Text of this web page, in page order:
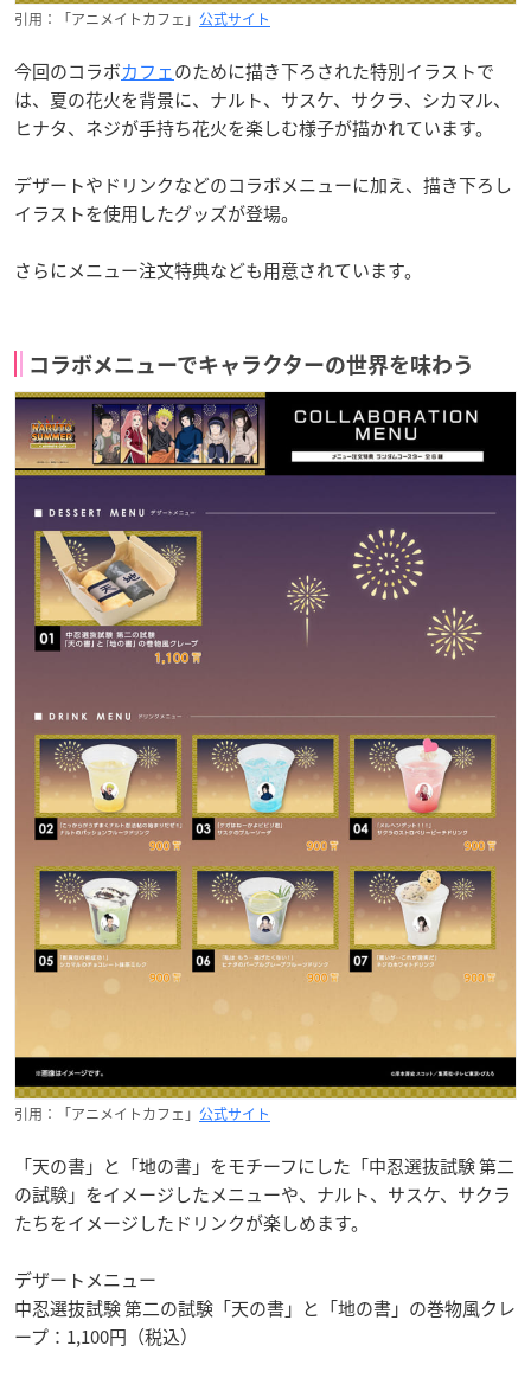
引用：「アニメイトカフェ」 公式サイト
今回のコラボカフェのために描き下ろされた特別イラストで
は、夏の花火を背景に、ナルト、サスケ、サクラ、シカマル、
ヒナタ、ネジが手持ち花火を楽しむ様子が描かれています。
デザートやドリンクなどのコラボメニューに加え、描き下ろし
イラストを使用したグッズが登場。
さらにメニュー注文特典なども用意されています。
コラボメニューでキャラクターの世界を味わう
引用：「アニメイトカフェ」 公式サイト
「天の書」と「地の書」をモチーフにした「中忍選抜試験 第二
の試験」をイメージしたメニューや、ナルト、サスケ、サクラ
たちをイメージしたドリンクが楽しめます。
デザートメニュー
中忍選抜試験 第二の試験「天の書」と「地の書」の巻物風クレ
ープ：1,100円（税込）